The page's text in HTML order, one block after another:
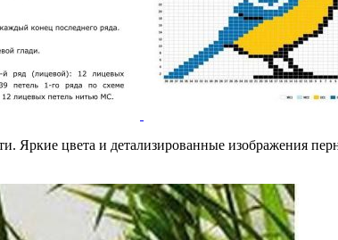
Яркие цвета и детализированные изображения